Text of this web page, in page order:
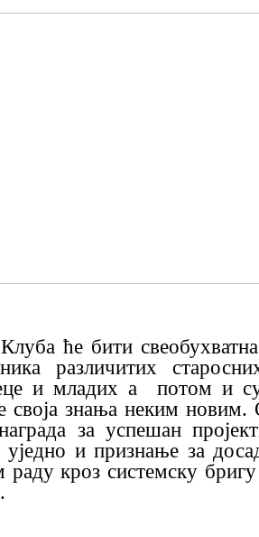
ће бити
различитих
и младих а потом и
своја знања неким новим.
за успешан
и признање за
раду кроз системску